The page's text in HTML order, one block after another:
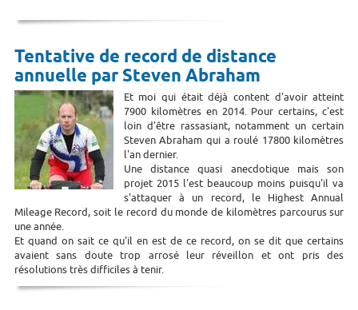
Tentative de record de distance
annuelle par Steven Abraham
Et moi qui était déjà content d'avoir atteint
7900 kilomètres en 2014. Pour certains, c'est
loin d'être rassasiant, notamment un certain
Steven Abraham qui a roulé 17800 kilomètres
l'an dernier.
Une distance quasi anecdotique mais son
projet 2015 l'est beaucoup moins puisqu'il va
s'attaquer à un record, le Highest Annual
Mileage Record, soit le record du monde de kilomètres parcourus sur
une année.
Et quand on sait ce qu'il en est de ce record, on se dit que certains
avaient sans doute trop arrosé leur réveillon et ont pris des
résolutions très difficiles à tenir.